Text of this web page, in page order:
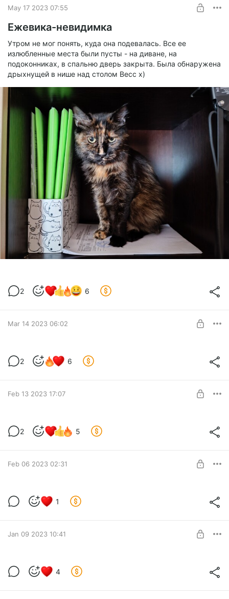
May 17 2023 07:55
Ежевика-невидимка
Утром не мог понять, куда она подевалась. Все ее
излюбленные места были пусты - на диване, на
подоконниках, в спальню дверь закрыта. Была обнаружена
дрыхнущей в нише над столом Весс х)
2 6
Mar 14 2023 06:02
2 6
Feb 13 2023 17:07
2 5
Feb 06 2023 02:31
1
Jan 09 2023 10:41
4